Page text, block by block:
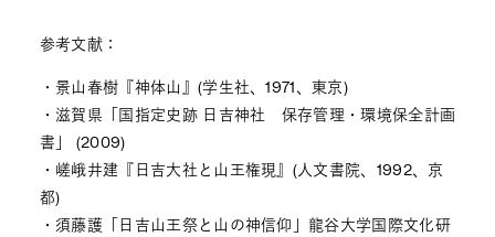
参考文献：
・景山春樹『神体山』(学生社、1971、東京)
・滋賀県「国指定史跡 日吉神社 保存管理・環境保全計画
書」 (2009)
・嵯峨井建『日吉大社と山王権現』(人文書院、1992、京
都)
・須藤護「日吉山王祭と山の神信仰」龍谷大学国際文化研